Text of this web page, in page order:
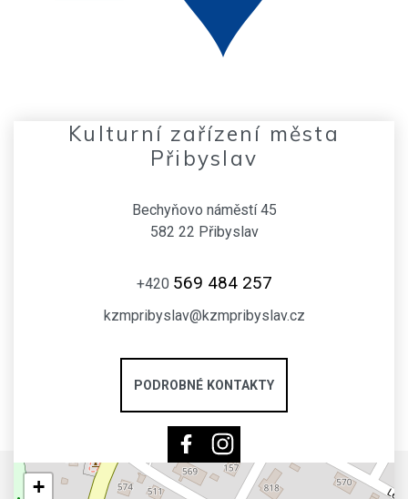
Kulturní zařízení města
Přibyslav
Bechyňovo náměstí 45
582 22 Přibyslav
+420 569 484 257
kzmpribyslav@kzmpribyslav.cz
PODROBNÉ KONTAKTY
+